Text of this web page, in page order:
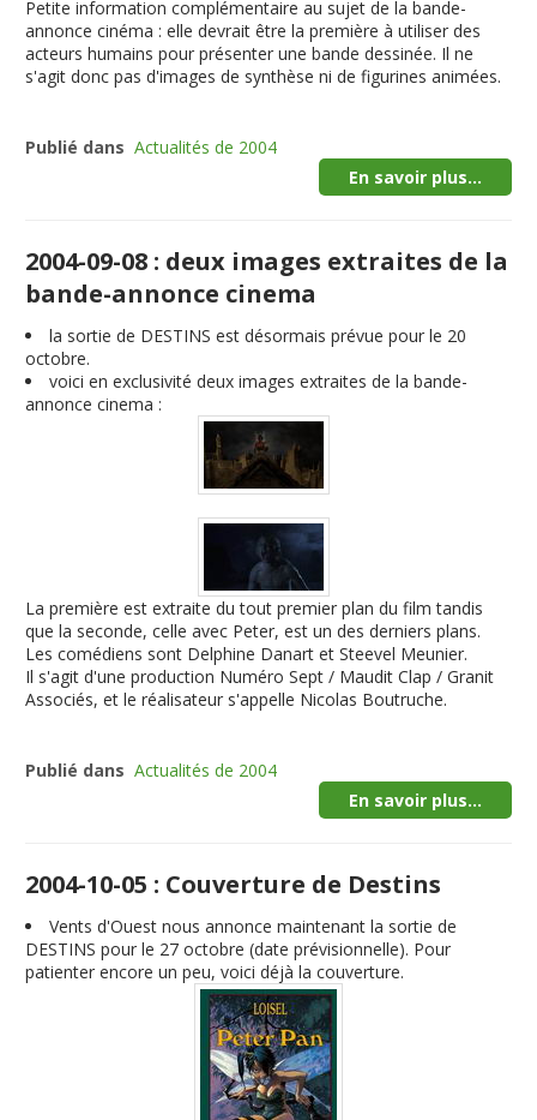
Petite information complémentaire au sujet de la bande-
annonce cinéma : elle devrait être la première à utiliser des
acteurs humains pour présenter une bande dessinée. Il ne
s'agit donc pas d'images de synthèse ni de figurines animées.
Publié dans Actualités de 2004
En savoir plus...
2004-09-08 : deux images extraites de la
bande-annonce cinema
la sortie de DESTINS est désormais prévue pour le 20
octobre.
voici en exclusivité deux images extraites de la bande-
annonce cinema :
La première est extraite du tout premier plan du film tandis
que la seconde, celle avec Peter, est un des derniers plans.
Les comédiens sont Delphine Danart et Steevel Meunier.
Il s'agit d'une production Numéro Sept / Maudit Clap / Granit
Associés, et le réalisateur s'appelle Nicolas Boutruche.
Publié dans Actualités de 2004
En savoir plus...
2004-10-05 : Couverture de Destins
Vents d'Ouest nous annonce maintenant la sortie de
DESTINS pour le 27 octobre (date prévisionnelle). Pour
patienter encore un peu, voici déjà la couverture.